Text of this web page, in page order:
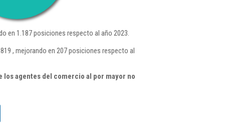
en 1.187 posiciones respecto al año 2023.
, mejorando en 207 posiciones respecto al
los agentes del comercio al por mayor no